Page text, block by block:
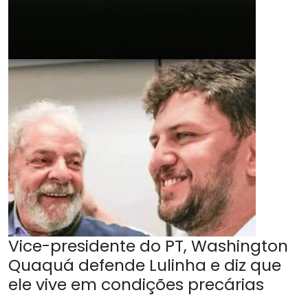
Vice-presidente do PT, Washington
Quaquá defende Lulinha e diz que
ele vive em condições precárias